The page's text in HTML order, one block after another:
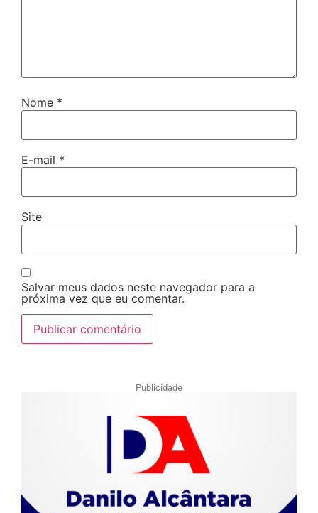
Nome *
E-mail *
Site
Salvar meus dados neste navegador para a
próxima vez que eu comentar.
Publicidade